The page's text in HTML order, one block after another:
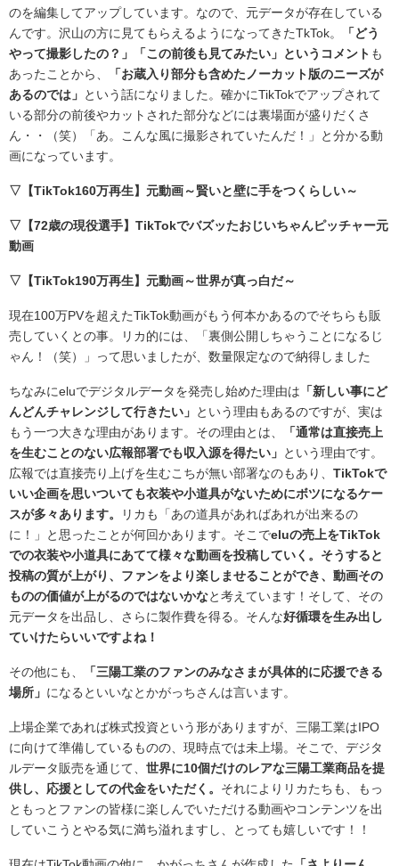
のを編集してアップしています。なので、元データが存在している
んです。沢山の方に見てもらえるようになってきたTkTok。
「どう
やって撮影したの？」「この前後も見てみたい」というコメント も
あったことから、
「お蔵入り部分も含めたノーカット版のニーズが
あるのでは」 という話になりました。確かにTikTokでアップされて
いる部分の前後やカットされた部分などには裏場面が盛りだくさ
ん・・（笑）「あ。こんな風に撮影されていたんだ！」と分かる動
画になっています。
▽【TikTok160万再生】元動画～賢いと壁に手をつくらしい～
▽【72歳の現役選手】TikTokでバズッたおじいちゃんピッチャー元
動画
▽【TikTok190万再生】元動画～世界が真っ白だ～
現在100万PVを超えたTikTok動画がもう何本かあるのでそちらも販
売していくとの事。リカ的には、「裏側公開しちゃうことになるじ
ゃん！（笑）」って思いましたが、数量限定なので納得しました
ちなみにeluでデジタルデータを発売し始めた理由は 「新しい事にど
んどんチャレンジして行きたい」 という理由もあるのですが、実は
もう一つ大きな理由があります。その理由とは、
「通常は直接売上
を生むことのない広報部署でも収入源を得たい」 という理由です。
広報では直接売り上げを生むこちが無い部署なのもあり、 TikTokで
いい企画を思いついても衣装や小道具がないためにボツになるケー
スが多々あります。
リカも「あの道具があればあれが出来るの
に！」と思ったことが何回かあります。そこでeluの売上をTikTok
での衣装や小道具にあてて様々な動画を投稿していく。そうすると
投稿の質が上がり、ファンをより楽しませることができ、動画その
ものの価値が上がるのではないかなと考えています！そして、その
元データを出品し、さらに製作費を得る。そんな好循環を生み出し
ていけたらいいですよね！
その他にも、
「三陽工業のファンのみなさまが具体的に応援できる
場所」 になるといいなとかがっちさんは言います。
上場企業であれば株式投資という形がありますが、三陽工業はIPO
に向けて準備しているものの、現時点では未上場。そこで、デジタ
ルデータ販売を通じて、 世界に10個だけのレアな三陽工業商品を提
供し、応援としての代金をいただく。 それによりリカたちも、もっ
ともっとファンの皆様に楽しんでいただける動画やコンテンツを出
していこうとやる気に満ち溢れますし、とっても嬉しいです！！